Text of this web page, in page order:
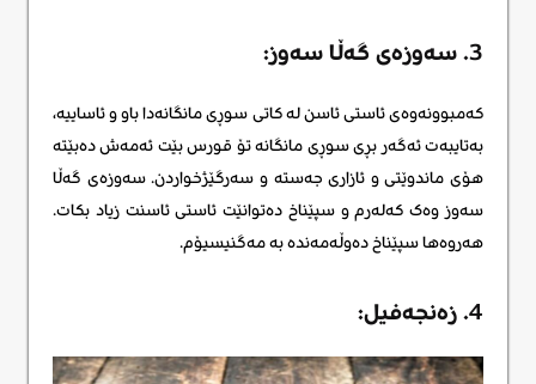
3. سەوزەی گەڵا سەوز:
کەمبوونەوەی ئاستی ئاسن لە کاتی سوڕی مانگانەدا باو و ئاساییە،
بەتایبەت ئەگەر بڕی سوڕی مانگانە تۆ قورس بێت ئەمەش دەبێتە
هۆی ماندوێتی و ئازاری جەستە و سەرگێژخواردن. سەوزەی گەڵا
سەوز وەک کەلەرم و سپێناخ دەتوانێت ئاستی ئاسنت زیاد بکات.
هەروەها سپێناخ دەوڵەمەندە بە مەگنیسیۆم.
4. زەنجەفیل: